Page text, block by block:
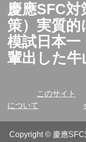
慶應SFC
策）実質的
模試日本一
輩出した牛
このサイト
について
Copyright© 慶應